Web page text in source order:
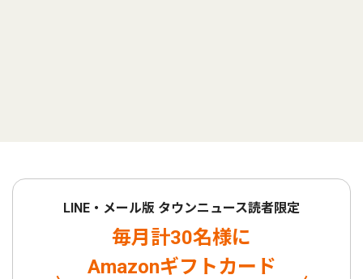
LINE・メール版 タウンニュース読者限定
毎月計30名様に
Amazonギフトカード